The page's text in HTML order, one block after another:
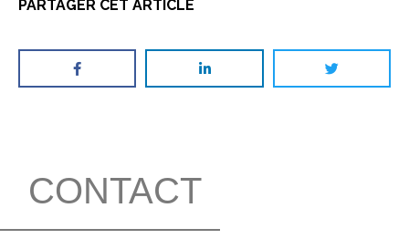
PARTAGER CET ARTICLE
CONTACT